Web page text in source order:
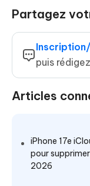
Partagez
puis
Articles
iPhone 17e
pour
2026